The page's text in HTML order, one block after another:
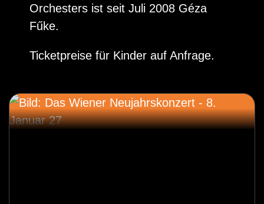
Orchesters ist seit Juli 2008 Géza
Fűke.
Ticketpreise für Kinder auf Anfrage.